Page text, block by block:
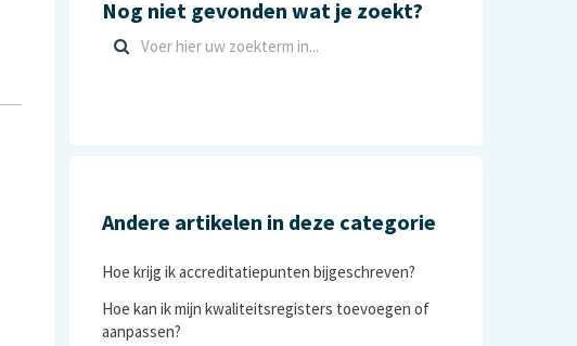
Nog niet gevonden wat je zoekt?
Andere artikelen in deze categorie
Hoe krijg ik accreditatiepunten bijgeschreven?
Hoe kan ik mijn kwaliteitsregisters toevoegen of
aanpassen?